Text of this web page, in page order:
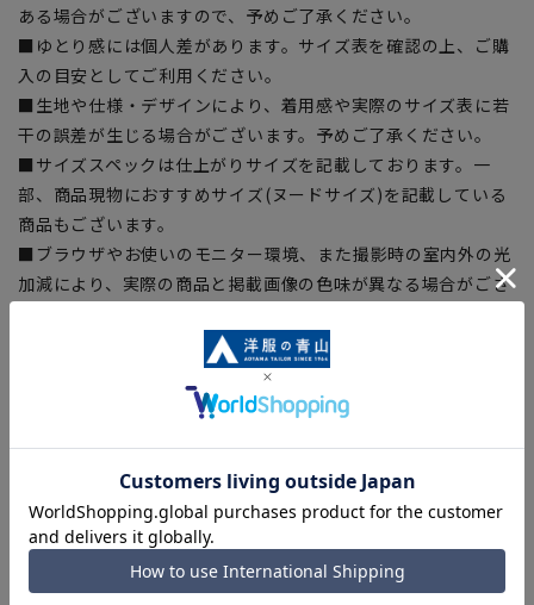
ある場合がございますので、予めご了承ください。
■ゆとり感には個人差があります。サイズ表を確認の上、ご購
入の目安としてご利用ください。
■生地や仕様・デザインにより、着用感や実際のサイズ表に若
干の誤差が生じる場合がございます。予めご了承ください。
■サイズスペックは仕上がりサイズを記載しております。一
部、商品現物におすすめサイズ(ヌードサイズ)を記載している
商品もございます。
■ブラウザやお使いのモニター環境、また撮影時の室内外の光
加減により、実際の商品と掲載画像の色味が異なる場合がござ
■店舗や各モールサイトと商品在庫を共有しております関係
上、ご注文いただいたタイミングにより欠品が発生し、ご注文
を完了できない場合がございます。予めご了承ください。